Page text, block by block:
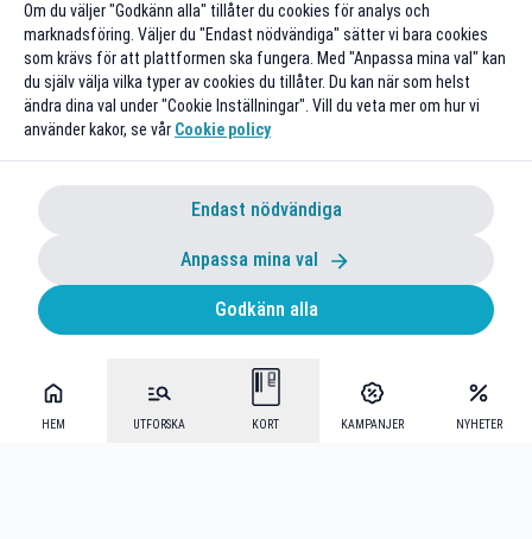
HEM UTFORSKA KORT KAMPANJER NYHETER
Om du väljer "Godkänn alla" tillåter du cookies för analys och
marknadsföring. Väljer du "Endast nödvändiga" sätter vi bara cookies
som krävs för att plattformen ska fungera. Med "Anpassa mina val" kan
du själv välja vilka typer av cookies du tillåter. Du kan när som helst
ändra dina val under "Cookie Inställningar". Vill du veta mer om hur vi
använder kakor, se vår Cookie policy
Endast nödvändiga
Anpassa mina val
Godkänn alla